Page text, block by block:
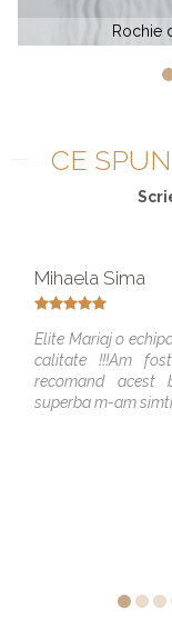
de soacra midi
CE
Mihaela Sima
Elite Mariaj o
calitate !!!Am
recomand acest
superba m-am